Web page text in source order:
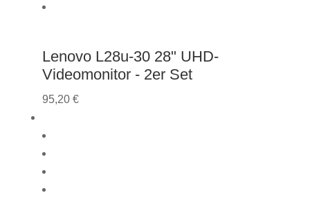
Lenovo L28u-30 28" UHD-
Videomonitor - 2er Set
95,20 €